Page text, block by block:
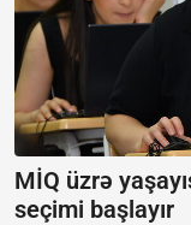
MİQ üzrə
seçimi başlayır